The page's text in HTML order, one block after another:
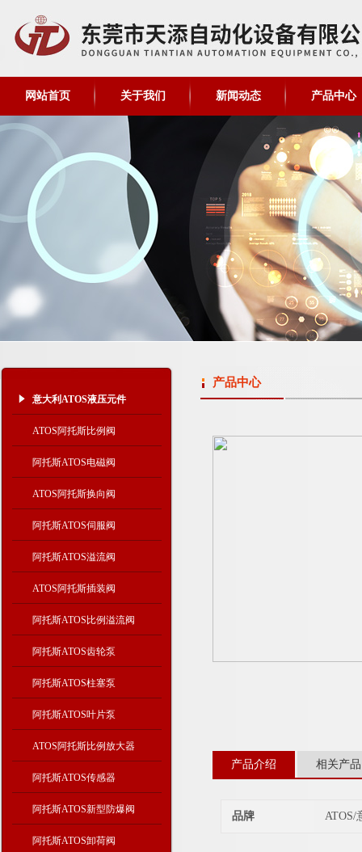
网站首页 关于我们 新闻动态 产品中心
意大利ATOS液压元件
ATOS阿托斯比例阀
阿托斯ATOS电磁阀
ATOS阿托斯换向阀
阿托斯ATOS伺服阀
阿托斯ATOS溢流阀
ATOS阿托斯插装阀
阿托斯ATOS比例溢流阀
阿托斯ATOS齿轮泵
阿托斯ATOS柱塞泵
阿托斯ATOS叶片泵
ATOS阿托斯比例放大器
阿托斯ATOS传感器
阿托斯ATOS新型防爆阀
阿托斯ATOS卸荷阀
产品中心
产品介绍 相关产品
品牌 ATOS/